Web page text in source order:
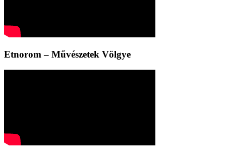
Etnorom – Művészetek Völgye